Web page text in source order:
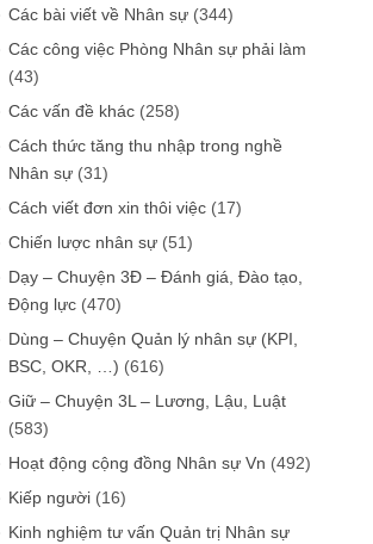
Các bài viết về Nhân sự (344)
Các công việc Phòng Nhân sự phải làm
(43)
Các vấn đề khác (258)
Cách thức tăng thu nhập trong nghề
Nhân sự (31)
Cách viết đơn xin thôi việc (17)
Chiến lược nhân sự (51)
Dạy – Chuyện 3Đ – Đánh giá, Đào tạo,
Động lực (470)
Dùng – Chuyện Quản lý nhân sự (KPI,
BSC, OKR, …) (616)
Giữ – Chuyện 3L – Lương, Lậu, Luật
(583)
Hoạt động cộng đồng Nhân sự Vn (492)
Kiếp người (16)
Kinh nghiệm tư vấn Quản trị Nhân sự